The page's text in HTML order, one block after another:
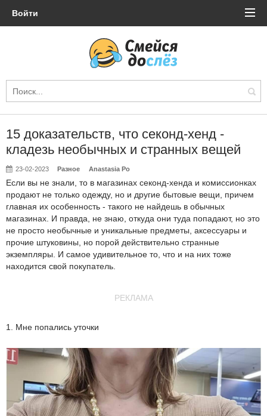
Войти
15 доказательств, что секонд-хенд -
кладезь необычных и странных вещей
23-02-2023 Разное Anastasia Po
Если вы не знали, то в магазинах секонд-хенда и комиссионках
продают не только одежду, но и другие бытовые вещи, причем
главная их особенность - такого не найдешь в обычных
магазинах. И правда, не знаю, откуда они туда попадают, но это
не просто необычные и уникальные предметы, аксессуары и
прочие штуковины, но порой действительно странные
экземпляры. И самое удивительное то, что и на них тоже
находится свой покупатель.
РЕКЛАМА
1. Мне попались уточки